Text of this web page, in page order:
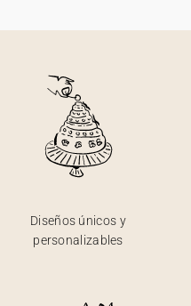
Diseños únicos y
personalizables